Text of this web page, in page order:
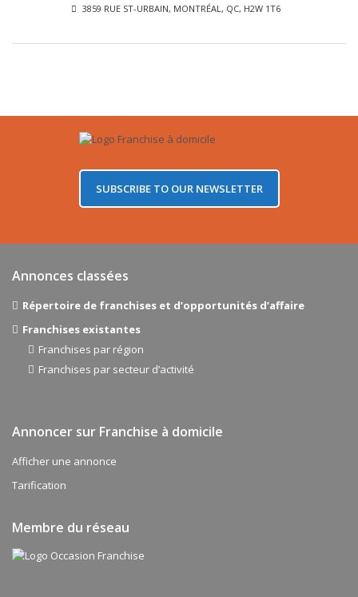
3859 RUE ST-URBAIN, MONTRÉAL, QC, H2W 1T6
SUBSCRIBE TO OUR NEWSLETTER
Annonces classées
Répertoire de franchises et d’opportunités d’affaire
Franchises existantes
Franchises par région
Franchises par secteur d’activité
Annoncer sur Franchise à domicile
Afficher une annonce
Tarification
Membre du réseau